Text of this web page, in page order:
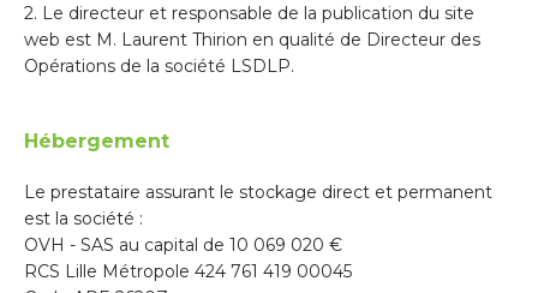
2. Le directeur et responsable de la publication du site
web est M. Laurent Thirion en qualité de Directeur des
Opérations de la société LSDLP.
Hébergement
Le prestataire assurant le stockage direct et permanent
est la société :
OVH - SAS au capital de 10 069 020 €
RCS Lille Métropole 424 761 419 00045